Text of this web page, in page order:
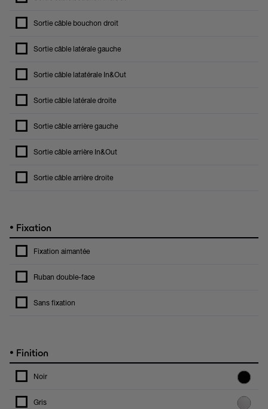
Sortie câble bouchon droit
Sortie câble latérale gauche
Sortie câble latatérale In&Out
Sortie câble latérale droite
Sortie câble arrière gauche
Sortie câble arrière In&Out
Sortie câble arrière droite
• Fixation
Fixation aimantée
Ruban double-face
Sans fixation
• Finition
Noir
Gris